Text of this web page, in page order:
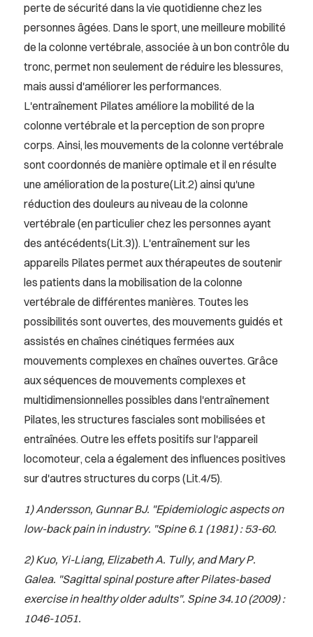
perte de sécurité dans la vie quotidienne chez les
personnes âgées. Dans le sport, une meilleure mobilité
de la colonne vertébrale, associée à un bon contrôle du
tronc, permet non seulement de réduire les blessures,
mais aussi d'améliorer les performances.
L'entraînement Pilates améliore la mobilité de la
colonne vertébrale et la perception de son propre
corps. Ainsi, les mouvements de la colonne vertébrale
sont coordonnés de manière optimale et il en résulte
une amélioration de la posture(Lit.2) ainsi qu'une
réduction des douleurs au niveau de la colonne
vertébrale (en particulier chez les personnes ayant
des antécédents(Lit.3)). L'entraînement sur les
appareils Pilates permet aux thérapeutes de soutenir
les patients dans la mobilisation de la colonne
vertébrale de différentes manières. Toutes les
possibilités sont ouvertes, des mouvements guidés et
assistés en chaînes cinétiques fermées aux
mouvements complexes en chaînes ouvertes. Grâce
aux séquences de mouvements complexes et
multidimensionnelles possibles dans l'entraînement
Pilates, les structures fasciales sont mobilisées et
entraînées. Outre les effets positifs sur l'appareil
locomoteur, cela a également des influences positives
sur d'autres structures du corps (Lit.4/5).
1) Andersson, Gunnar BJ. "Epidemiologic aspects on
low-back pain in industry. "Spine 6.1 (1981) : 53-60.
2) Kuo, Yi-Liang, Elizabeth A. Tully, and Mary P.
Galea. "Sagittal spinal posture after Pilates-based
exercise in healthy older adults". Spine 34.10 (2009) :
1046-1051.